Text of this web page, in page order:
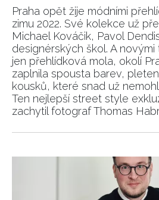
Praha opět žije módními
zimu 2022. Své kolekce už
Michael Kováčik, Pavol
designérských škol. A
jen přehlídková mola, okolí
zaplnila spousta barev,
kousků, které snad už
Ten nejlepší street style
zachytil fotograf Thomas